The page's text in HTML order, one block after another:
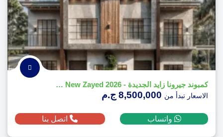
كمبوند جيرونا زايد الجديدة - 2026 Girona New Zayed
الاسعار تبدأ من
واتساب اتصل بنا